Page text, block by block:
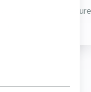
travaux de couverture